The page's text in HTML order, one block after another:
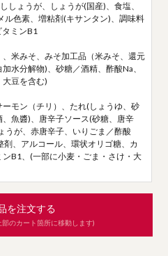
しょうが、しょうが(国産)、食塩、
ル色素、増粘剤(キサンタン)、調味料
タミンB1
、米みそ、みそ加工品（米みそ、還元
水分解物)、砂糖／酒精、酢酸Na、
豆を含む)
ーモン（チリ）、たれ(しょうゆ、砂
魚醬)、唐辛子ソース(砂糖、唐辛
うが、赤唐辛子、いりごま／酢酸
、アルコール、環状オリゴ糖、カ
B1、(一部に小麦・ごま・さけ・大
を注文する
のカート箇所に移動します)